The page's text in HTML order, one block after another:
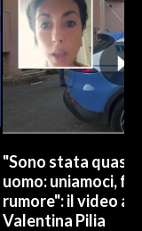
"Sono stata quasi
uomo: uniamoci,
rumore": il video
Valentina Pilia